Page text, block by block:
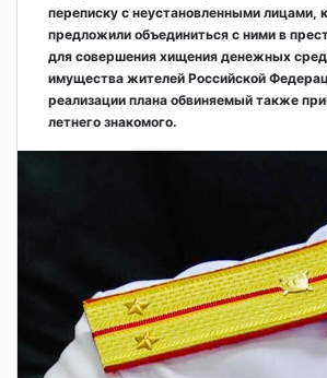
переписку с неустановленными лицами,
предложили объединиться с ними в
для совершения хищения денежных
имущества жителей Российской
реализации плана обвиняемый также
летнего знакомого.